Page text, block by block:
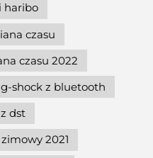
haribo
czasu
czasu 2022
shock z bluetooth
dst
2021